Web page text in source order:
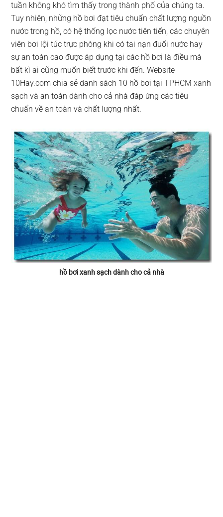
tuần không khó tìm thấy trong thành phố của chúng ta.
Tuy nhiên, những hồ bơi đạt tiêu chuẩn chất lượng nguồn
nước trong hồ, có hệ thống lọc nước tiên tiến, các chuyên
viên bơi lội túc trực phòng khi có tai nạn đuối nước hay
sự an toàn cao được áp dụng tại các hồ bơi là điều mà
bất kì ai cũng muốn biết trước khi đến. Website
10Hay.com chia sẻ danh sách 10 hồ bơi tại TPHCM xanh
sạch và an toàn dành cho cả nhà đáp ứng các tiêu
chuẩn về an toàn và chất lượng nhất.
hồ bơi xanh sạch dành cho cả nhà